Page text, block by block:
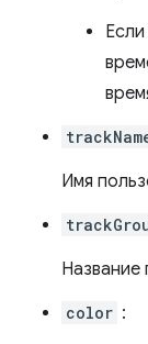
Имя
Название
color :